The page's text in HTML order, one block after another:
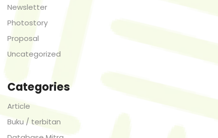
Newsletter
Photostory
Proposal
Uncategorized
Categories
Article
Buku / terbitan